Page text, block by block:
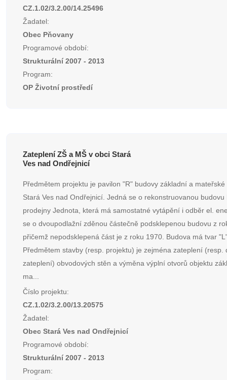
CZ.1.02/3.2.00/14.25496
Žadatel:
Obec Pňovany
Programové období:
Strukturální 2007 - 2013
Program:
OP Životní prostředí
Zateplení ZŠ a MŠ v obci Stará
Ves nad Ondřejnicí
Předmětem projektu je pavilon "R" budovy základní a mateřské
Stará Ves nad Ondřejnicí. Jedná se o rekonstruovanou budovu
prodejny Jednota, která má samostatné vytápění i odběr el.
se o dvoupodlažní zděnou částečně podsklepenou budovu z
přičemž nepodsklepená část je z roku 1970. Budova má tvar
Předmětem stavby (resp. projektu) je zejména zateplení (resp.
zateplení) obvodových stěn a výměna výplní otvorů objektu
ma...
Číslo projektu:
CZ.1.02/3.2.00/13.20575
Žadatel:
Obec Stará Ves nad Ondřejnicí
Programové období:
Strukturální 2007 - 2013
Program: